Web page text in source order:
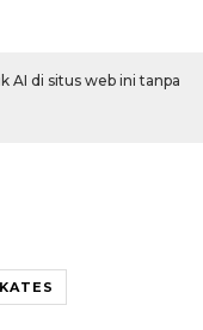
di situs web ini tanpa